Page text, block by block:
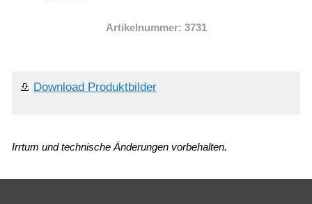
Artikelnummer: 3731
Download Produktbilder
Irrtum und technische Änderungen vorbehalten.